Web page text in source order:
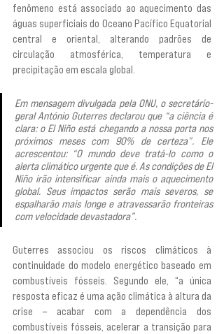
fenômeno está associado ao aquecimento das
águas superficiais do Oceano Pacífico Equatorial
central e oriental, alterando padrões de
circulação atmosférica, temperatura e
precipitação em escala global.
Em mensagem divulgada pela ONU, o secretário-
geral António Guterres declarou que “a ciência é
clara: o El Niño está chegando a nossa porta nos
próximos meses com 90% de certeza”. Ele
acrescentou: “O mundo deve tratá-lo como o
alerta climático urgente que é. As condições de El
Niño irão intensificar ainda mais o aquecimento
global. Seus impactos serão mais severos, se
espalharão mais longe e atravessarão fronteiras
com velocidade devastadora”.
Guterres associou os riscos climáticos à
continuidade do modelo energético baseado em
combustíveis fósseis. Segundo ele, “a única
resposta eficaz é uma ação climática à altura da
crise – acabar com a dependência dos
combustíveis fósseis, acelerar a transição para